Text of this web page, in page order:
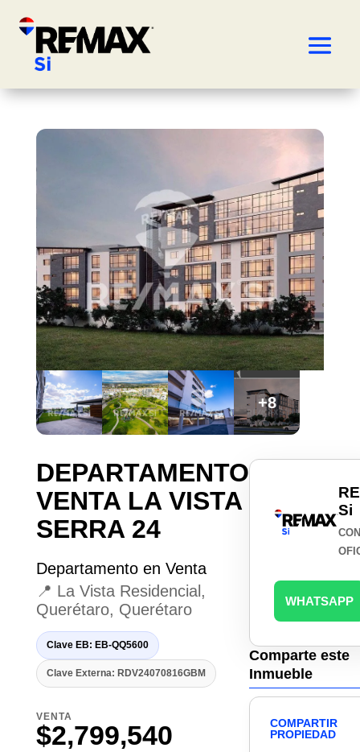
+8
DEPARTAMENTO
VENTA LA VISTA
SERRA 24
Departamento en Venta
📍 La Vista Residencial,
Querétaro, Querétaro
Clave EB: EB-QQ5600
Clave Externa: RDV24070816GBM
VENTA
$2,799,540
Si
WHATSAPP
Comparte este
Inmueble
COMPARTIR
PROPIEDAD